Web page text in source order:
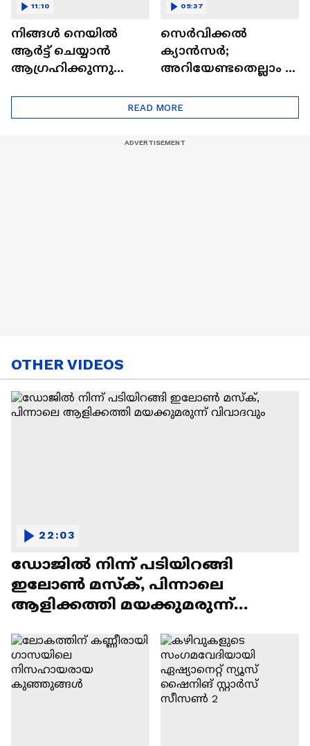
നിങ്ങൾ നെയിൽ
ആർട്ട് ചെയ്യാൻ
ആഗ്രഹിക്കുന്നുണ്ടോ
ട്രെൻഡിനെക്കുറിച്ച് |
Nail Art | Trends Cafe
11:10
സെർവിക്കൽ
ക്യാൻസർ;
അറിയേണ്ടതെല്ലാം |
Cancer
09:37
READ MORE
OTHER VIDEOS
ഡോജിൽ നിന്ന് പടിയിറങ്ങി
ഇലോൺ മസ്ക്, പിന്നാലെ
ആളിക്കത്തി മയക്കുമരുന്ന്
22:03